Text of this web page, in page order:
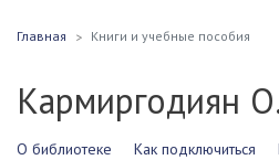
Главная Книги и учебные пособия
Кармиргодиян
О библиотеке Как подключиться